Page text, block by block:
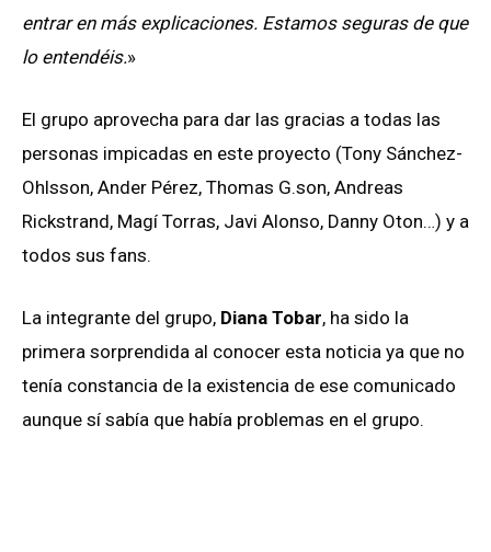
entrar en más explicaciones. Estamos seguras de que
lo entendéis.»
El grupo aprovecha para dar las gracias a todas las
personas impicadas en este proyecto (Tony Sánchez-
Ohlsson, Ander Pérez, Thomas G.son, Andreas
Rickstrand, Magí Torras, Javi Alonso, Danny Oton…) y a
todos sus fans.
La integrante del grupo, Diana Tobar, ha sido la
primera sorprendida al conocer esta noticia ya que no
tenía constancia de la existencia de ese comunicado
aunque sí sabía que había problemas en el grupo.